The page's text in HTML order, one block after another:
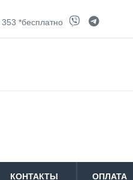
*бесплатно
КОНТАКТЫ ОПЛАТА